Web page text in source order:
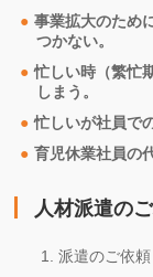
事業拡大のため
つかない。
忙しい時（繁忙
しまう。
忙しいが社員で
育児休業社員の
人材派遣の
派遣のご依頼